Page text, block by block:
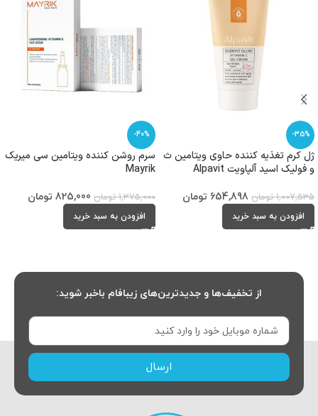
-35%
ژل کرم تغذیه کننده حاوی ویتامین ث
و فولیک اسید آلپاویت Alpavit
1,007,535 تومان 654,898 تومان
افزودن به سبد خرید
-40%
سرم روشن کننده ویتامین سی میریک
Mayrik
1,375,000 تومان 825,000 تومان
افزودن به سبد خرید
از تخفیف‌ها و جدیدترین‌های زیبافام باخبر شوید:
ارسال